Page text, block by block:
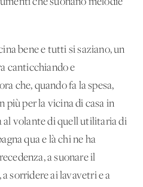
bene e tutti si saziano, un
canticchiando e
che, quando fa la spesa,
più per la vicina di casa in
volante di quell'utilitaria di
qua e là chi ne ha
a suonare il
sorridere ai lavavetri e a